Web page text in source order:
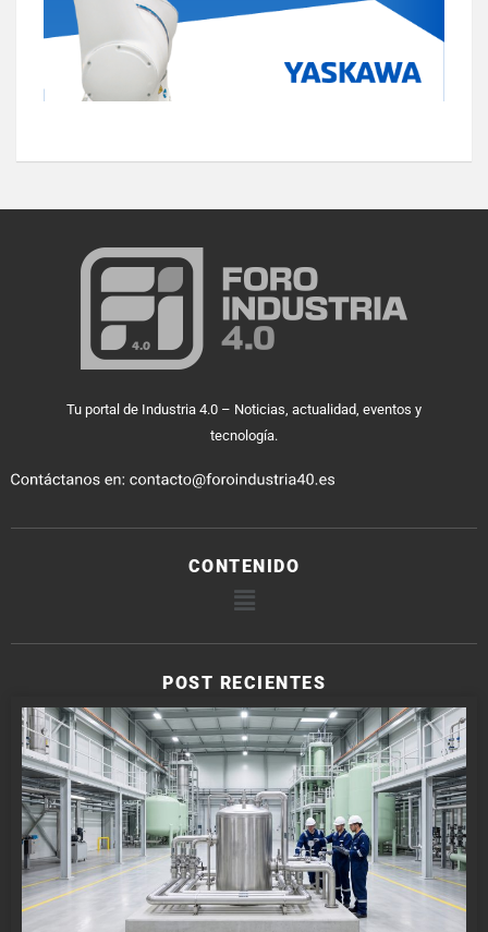
Tu portal de Industria 4.0 – Noticias, actualidad, eventos y
tecnología.
CONTENIDO
POST RECIENTES